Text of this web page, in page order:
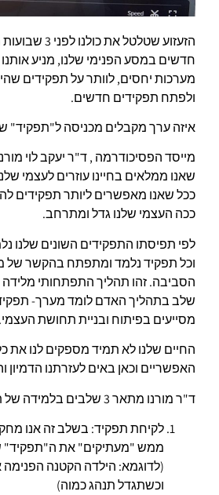
הזעזוע שטלטל
חדשים במסע הפנימי שלנו, מניע
מערכות יחסים, לוותר על תפקידים
ולפתח תפקידים חדשים.
איזה ערך מקבלים מכניסה ל"תפקיד"
מייסד הפסיכודרמה , ד"ר יעקב לוי
שאנו ממלאים בחיינו עוזרים לעצמי
ככל שאנו מאפשרים ליותר תפקידים
ככה העצמי שלנו גדל ומתרחב.
לפי תפיסתו התפקידים השונים שלנו
וכל תפקיד נלמד ומתפתח בהקשר של
הסביבה. זהו תהליך התפתחותי
שלב בתהליך האדם לומד מערך-
מסייעים בפיתוח ובניית תחושת העצמי.
החיים שלנו לא תמיד מספקים לנו את
האפשריים וכאן באים לעזרתנו הדמיון
ד"ר מורנו מתאר 3 שלבים בלמידה של תפקיד חדש:
לקיחת תפקיד: בשלב זה אנו
ממש "מעתיקים" את ה"תפקיד"
(לדוגמא: הילדה הקטנה
וכשתגדל תנהג כמוה)